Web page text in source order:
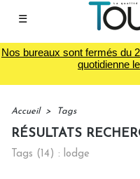
☰
Nos bureaux sont fermés du
quotidienne
Accueil > Tags
RÉSULTATS
Tags (14) : lodge